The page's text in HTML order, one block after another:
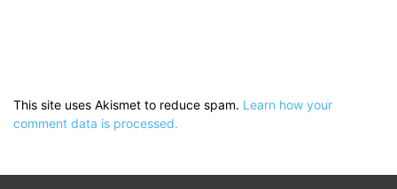
This site uses Akismet to reduce spam. Learn how your
comment data is processed.